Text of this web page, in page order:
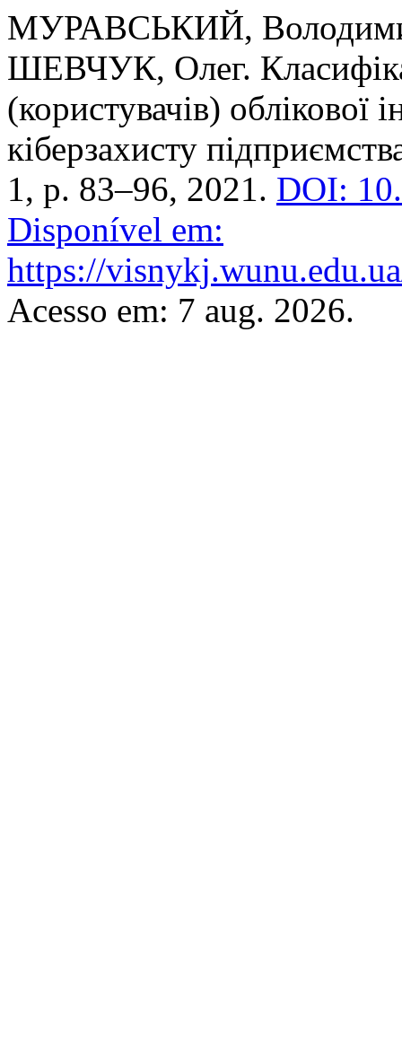
МУРАВСЬКИЙ,
ШЕВЧУК, Олег.
(користувачів) облікової
кіберзахисту
1, p. 83–96, 2021. DOI:
Disponível em:
https://
Acesso em: 7 aug. 2026.